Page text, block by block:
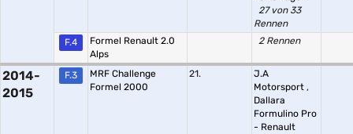
27 von 33
Rennen
F.4
Formel Renault 2.0
Alps
2 Rennen
2014-
2015
F.3
MRF Challenge
Formel 2000
21.
J.A
Motorsport ,
Dallara
Formulino Pro
- Renault